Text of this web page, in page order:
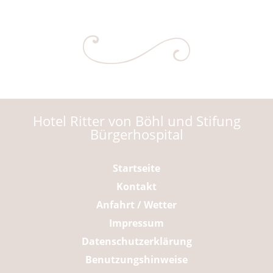
Hotel Ritter von Böhl und Stifung
Bürgerhospital
Navigation
überspringen
Startseite
Kontakt
Anfahrt / Wetter
Impressum
Datenschutzerklärung
Benutzungshinweise